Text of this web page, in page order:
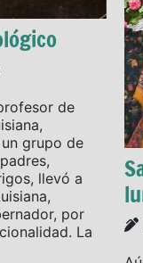
de
grupo de
llevó a
por
La